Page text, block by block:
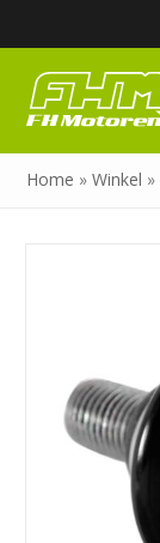
Home »Winkel »